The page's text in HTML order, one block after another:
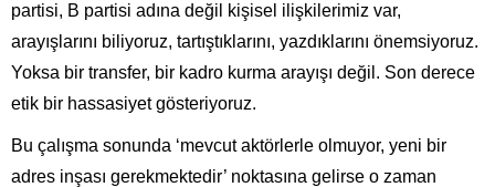
partisi, B partisi adına değil kişisel ilişkilerimiz var,
arayışlarını biliyoruz, tartıştıklarını, yazdıklarını önemsiyoruz.
Yoksa bir transfer, bir kadro kurma arayışı değil. Son derece
etik bir hassasiyet gösteriyoruz.
Bu çalışma sonunda ‘mevcut aktörlerle olmuyor, yeni bir
adres inşası gerekmektedir’ noktasına gelirse o zaman